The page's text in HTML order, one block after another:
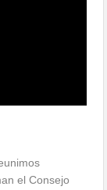
el Consejo